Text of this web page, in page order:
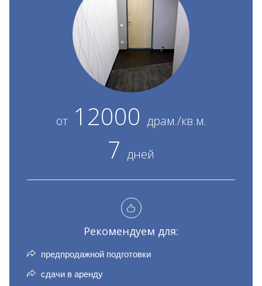
от12000 драм./кв.м.
7 дней
Рекомендуем для:
предпродажной подготовки
сдачи в аренду